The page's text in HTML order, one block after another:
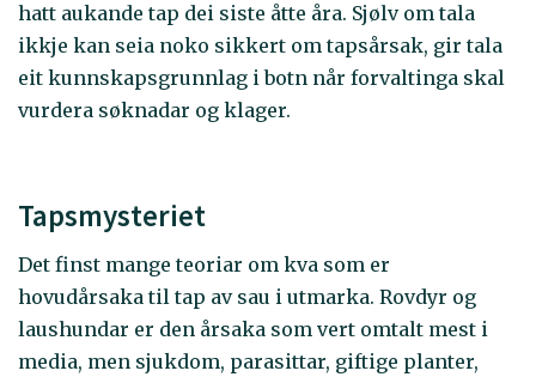
hatt aukande tap dei siste åtte åra. Sjølv om tala
ikkje kan seia noko sikkert om tapsårsak, gir tala
eit kunnskapsgrunnlag i botn når forvaltinga skal
vurdera søknadar og klager.
Tapsmysteriet
Det finst mange teoriar om kva som er
hovudårsaka til tap av sau i utmarka. Rovdyr og
laushundar er den årsaka som vert omtalt mest i
media, men sjukdom, parasittar, giftige planter,